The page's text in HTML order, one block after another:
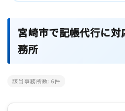
宮崎市で記帳代行に
務所
該当事務所数: 6件